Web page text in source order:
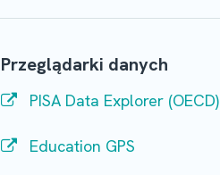
Przeglądarki danych
PISA Data Explorer (OECD)
Education GPS